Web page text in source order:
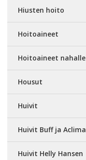
Hiusten hoito
Hoitoaineet
Hoitoaineet nahalle
Housut
Huivit
Huivit Buff ja Aclima
Huivit Helly Hansen